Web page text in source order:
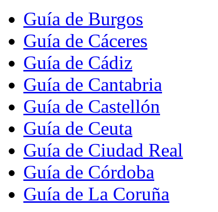
Guía de Burgos
Guía de Cáceres
Guía de Cádiz
Guía de Cantabria
Guía de Castellón
Guía de Ceuta
Guía de Ciudad Real
Guía de Córdoba
Guía de La Coruña